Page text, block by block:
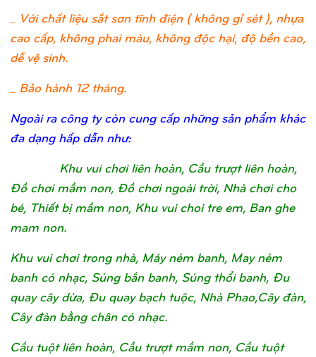
_ Với chất liệu sắt sơn tĩnh điện ( không gỉ sét ), nhựa
cao cấp, không phai màu, không độc hại, độ bền cao,
dễ vệ sinh.
_ Bảo hành 12 tháng.
Ngoài ra công ty còn cung cấp những sản phẩm khác
đa dạng hấp dẫn như:
Khu vui chơi liên hoàn, Cầu trượt liên hoàn,
Đồ chơi mầm non, Đồ chơi ngoài trời, Nhà chơi cho
bé, Thiết bị mầm non, Khu vui choi tre em, Ban ghe
mam non.
Khu vui chơi trong nhà, Máy ném banh, May ném
banh có nhạc, Súng bắn banh, Súng thổi banh, Đu
quay cây dừa, Đu quay bạch tuộc, Nhà Phao,Cây đàn,
Cây đàn bằng chân có nhạc.
Cầu tuột liên hoàn, Cầu trượt mầm non, Cầu tuột